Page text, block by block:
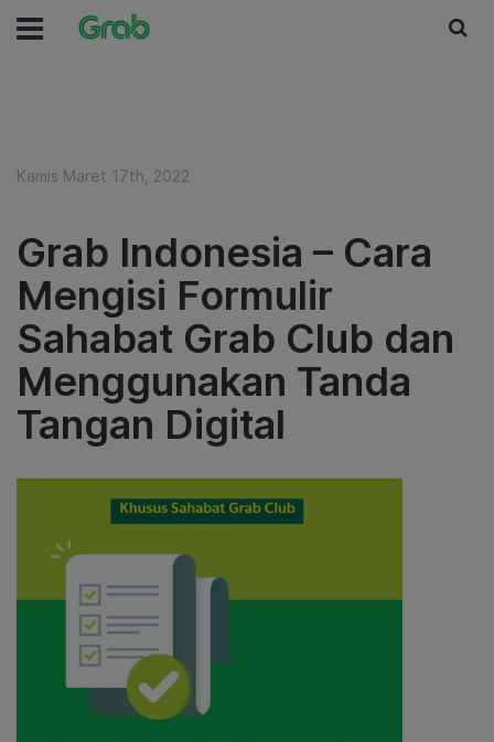
Kamis Maret 17th, 2022
Grab Indonesia – Cara
Mengisi Formulir
Sahabat Grab Club dan
Menggunakan Tanda
Tangan Digital